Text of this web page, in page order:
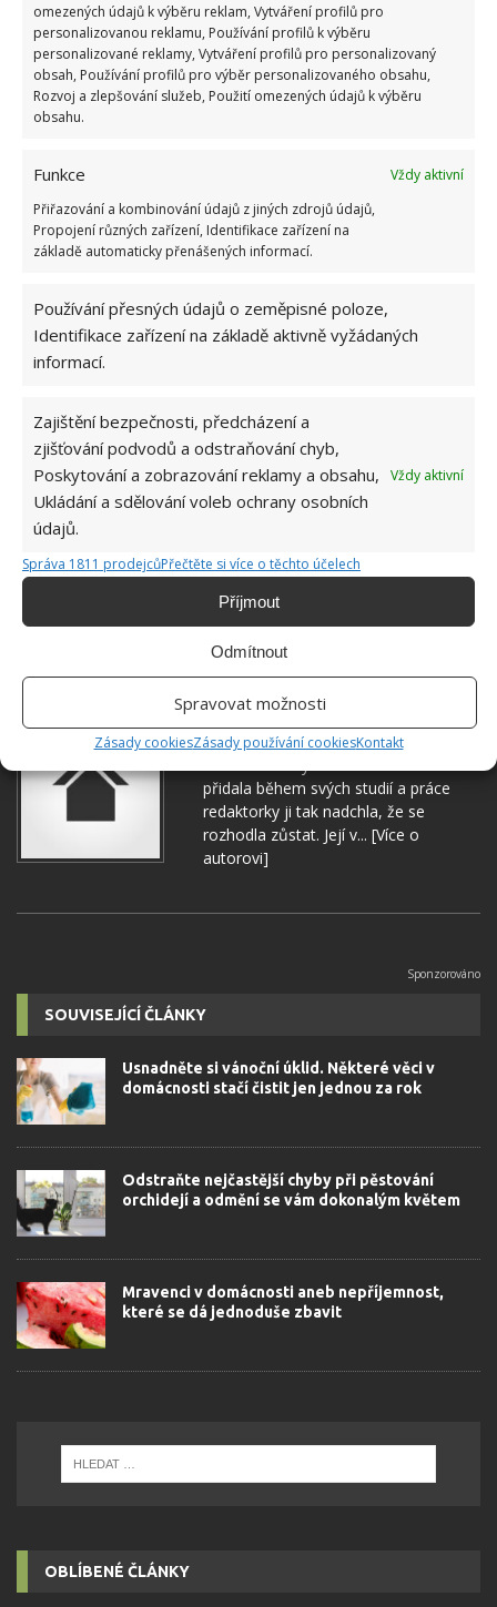
omezených údajů k výběru reklam, Vytváření profilů pro
personalizovanou reklamu, Používání profilů k výběru
personalizované reklamy, Vytváření profilů pro personalizovaný
obsah, Používání profilů pro výběr personalizovaného obsahu,
Rozvoj a zlepšování služeb, Použití omezených údajů k výběru
obsahu.
Funkce
Vždy aktivní
Přiřazování a kombinování údajů z jiných zdrojů údajů,
Propojení různých zařízení, Identifikace zařízení na
základě automaticky přenášených informací.
Používání přesných údajů o zeměpisné poloze,
Identifikace zařízení na základě aktivně vyžádaných
informací.
Zajištění bezpečnosti, předcházení a
zjišťování podvodů a odstraňování chyb,
Poskytování a zobrazování reklamy a obsahu,
Ukládání a sdělování voleb ochrany osobních
údajů.
Vždy aktivní
Správa 1811 prodejcůPřečtěte si více o těchto účelech
Příjmout
Odmítnout
Spravovat možnosti
Zásady cookiesZásady používání cookiesKontakt
balení potravin z restaurací, také při zahřívání
uvolňují škodlivé chemikálie. Slouží jen k udržení
teploty jídla, ne pro ohřev. Jídlo ohřívejte raději na
talíři nebo ve skleněné nádobě. Nikdy ale neohřívejte
nic pevně uzavřeného, z každé nádoby před
Hana Musilová
přidala během svých studií a práce
redaktorky ji tak nadchla, že se
rozhodla zůstat. Její v... [Více o
autorovi]
SOUVISEJÍCÍ ČLÁNKY
Usnadněte si vánoční úklid. Některé věci v
domácnosti stačí čistit jen jednou za rok
Odstraňte nejčastější chyby při pěstování
orchidejí a odmění se vám dokonalým květem
Mravenci v domácnosti aneb nepříjemnost,
které se dá jednoduše zbavit
OBLÍBENÉ ČLÁNKY